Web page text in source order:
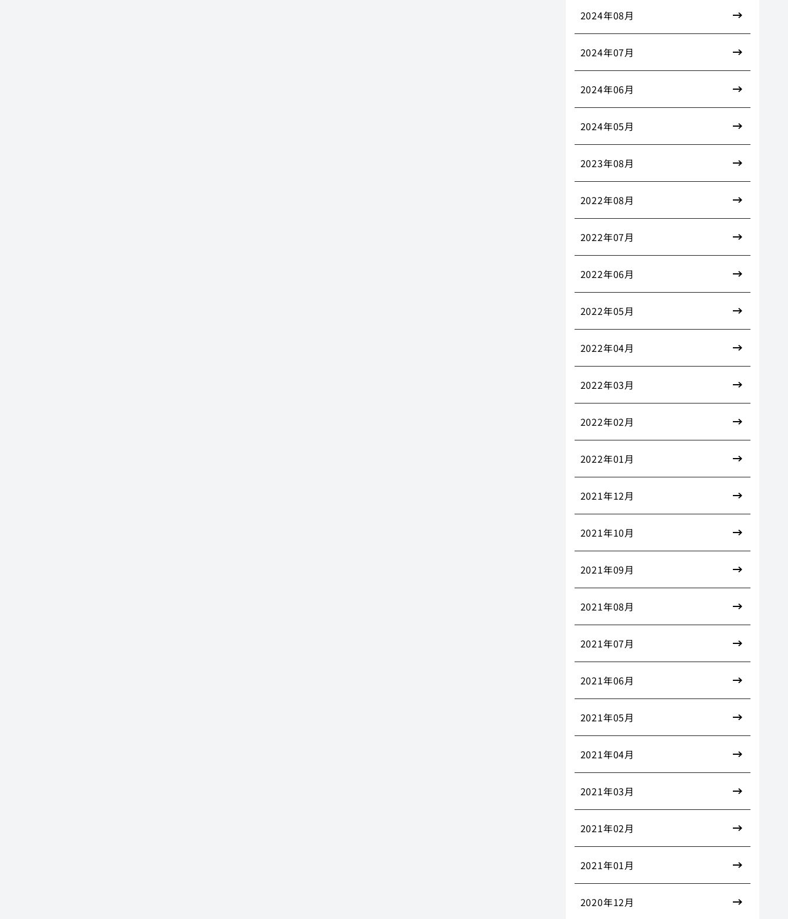
2024年08月
2024年07月
2024年06月
2024年05月
2023年08月
2022年08月
2022年07月
2022年06月
2022年05月
2022年04月
2022年03月
2022年02月
2022年01月
2021年12月
2021年10月
2021年09月
2021年08月
2021年07月
2021年06月
2021年05月
2021年04月
2021年03月
2021年02月
2021年01月
2020年12月